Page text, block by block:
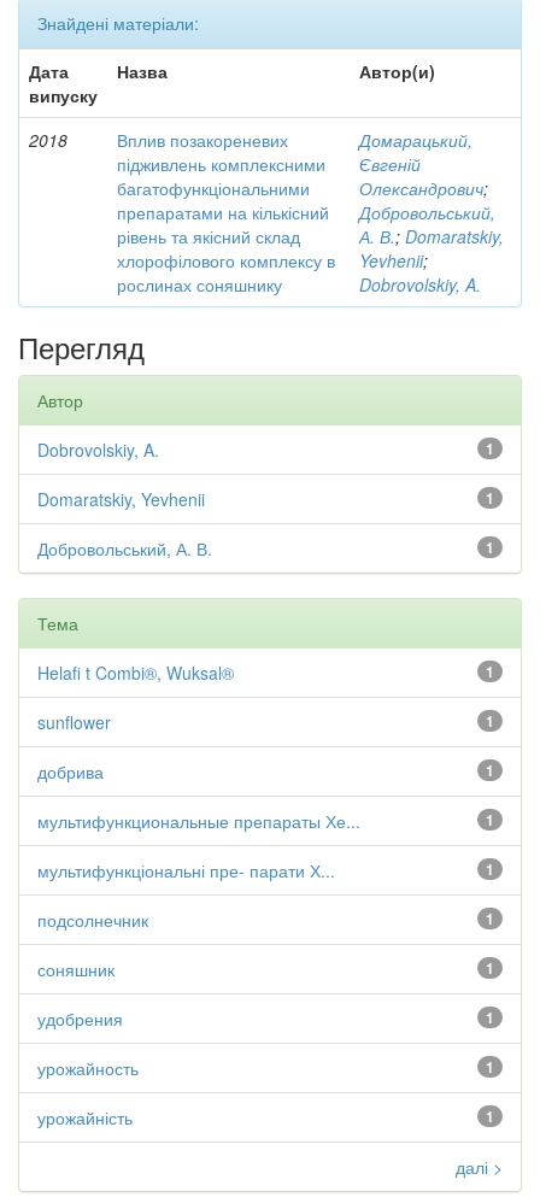
Знайдені матеріали:
Дата
випуску
Назва Автор(и)
2018
Вплив позакореневих
підживлень комплексними
багатофункціональними
препаратами на кількісний
рівень та якісний склад
хлорофілового комплексу в
рослинах соняшнику
Домарацький,
Євгеній
Олександрович;
Добровольський,
А. В.; Domaratskiy,
Yevhenii;
Dobrovolskiy, A.
Перегляд
Автор
1
Dobrovolskiy, A.
1
Domaratskiy, Yevhenii
1
Добровольський, А. В.
Тема
1
Helafi t Combi®, Wuksal®
1
sunflower
1
добрива
1
мультифункциональные препараты Хе...
1
мультифункціональні пре- парати Х...
1
подсолнечник
1
соняшник
1
удобрения
1
урожайность
1
урожайність
далі >